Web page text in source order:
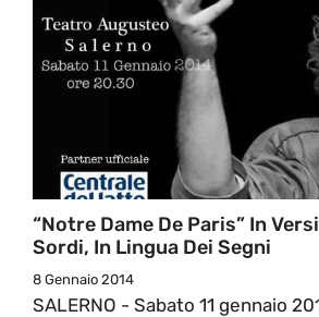
“Notre Dame De Paris” In
Sordi, In Lingua Dei Segni
8 Gennaio 2014
SALERNO - Sabato 11 gennaio